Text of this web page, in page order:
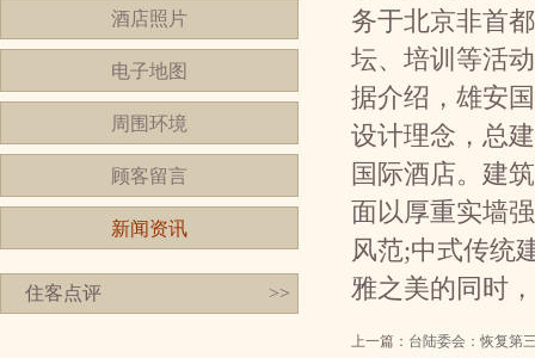
酒店照片
电子地图
周围环境
顾客留言
新闻资讯
住客点评 >>
务于北京非首
坛、培训等活
据介绍，雄安
设计理念，总
国际酒店。建
面以厚重实墙
风范;中式传统
雅之美的同时
上一篇： 台陆委会：恢复第